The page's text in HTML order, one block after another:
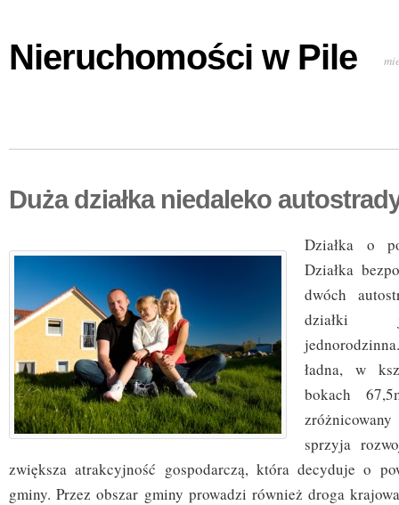
Nieruchomości w Pile
Duża działka niedaleko
Działka o
Działka
dwóch
działki
ładna, w
bokach
sprzyja
zwiększa atrakcyjność gospodarczą, która decyduje o
gminy. Przez obszar gminy prowadzi również droga